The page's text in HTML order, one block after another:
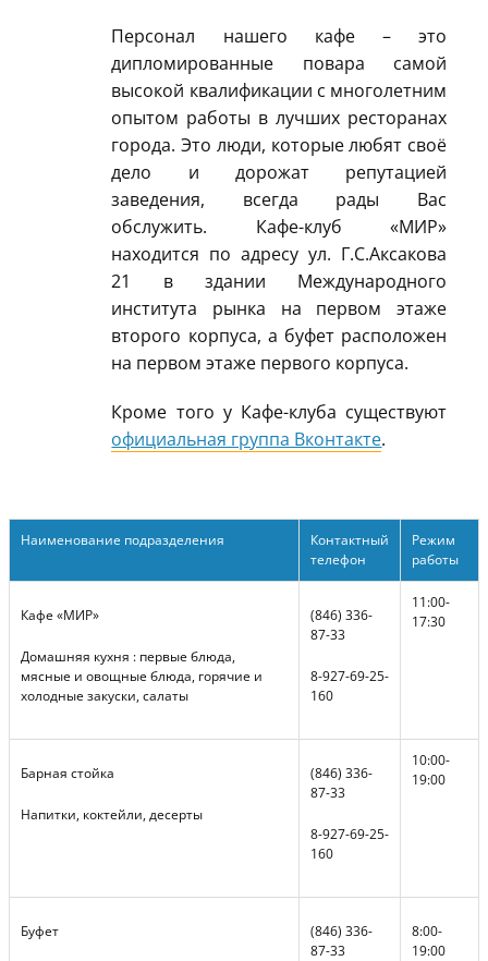
Персонал нашего кафе – это
дипломированные повара самой
высокой квалификации с многолетним
опытом работы в лучших ресторанах
города. Это люди, которые любят своё
дело и дорожат репутацией
заведения, всегда рады Вас
обслужить. Кафе-клуб «МИР»
находится по адресу ул. Г.С.Аксакова
21 в здании Международного
института рынка на первом этаже
второго корпуса, а буфет расположен
на первом этаже первого корпуса.
Кроме того у Кафе-клуба существуют
официальная группа Вконтакте.
Наименование подразделения
Контактный
телефон
Режим
работы
Кафе «МИР»
Домашняя кухня : первые блюда,
мясные и овощные блюда, горячие и
холодные закуски, салаты
(846) 336-
87-33
8-927-69-25-
160
11:00-
17:30
Барная стойка
Напитки, коктейли, десерты
(846) 336-
87-33
8-927-69-25-
160
10:00-
19:00
Буфет
(846) 336-
87-33
8:00-
19:00